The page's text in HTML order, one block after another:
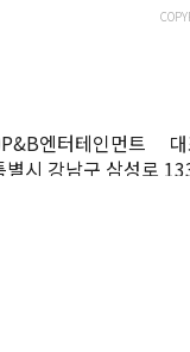
엔터테인먼트
별시 강남구 삼성로